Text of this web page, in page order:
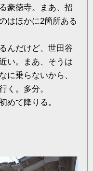
豪徳寺。まあ、招
はほかに2箇所ある
んだけど、世田谷
い。まあ、そうは
に乗らないから、
く。多分。
めて降りる。